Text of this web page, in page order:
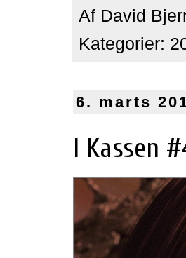
Af David
Kategorier:
6. marts
I Kassen